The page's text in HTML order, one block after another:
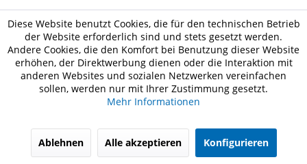
Diese Website benutzt Cookies, die für den technischen Betrieb
der Website erforderlich sind und stets gesetzt werden.
Andere Cookies, die den Komfort bei Benutzung dieser Website
erhöhen, der Direktwerbung dienen oder die Interaktion mit
anderen Websites und sozialen Netzwerken vereinfachen
sollen, werden nur mit Ihrer Zustimmung gesetzt.
Mehr Informationen
Ablehnen Alle akzeptieren Konfigurieren